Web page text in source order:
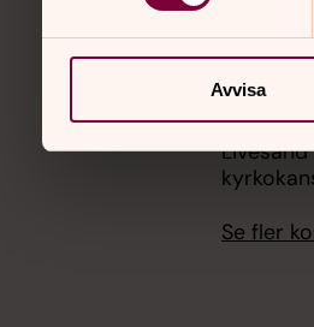
Avvisa
1
Se fler